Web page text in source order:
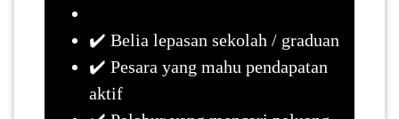
✔️ Belia lepasan sekolah / graduan
✔️ Pesara yang mahu pendapatan
aktif